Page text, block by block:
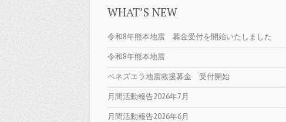
WHAT’S NEW
令和8年熊本地震 募金受付を開始いたしました
令和8年熊本地震
ベネズエラ地震救援募金 受付開始
月間活動報告2026年7月
月間活動報告2026年6月